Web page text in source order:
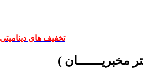
تخفیف های دینامیتی
مخبریـــــــان )